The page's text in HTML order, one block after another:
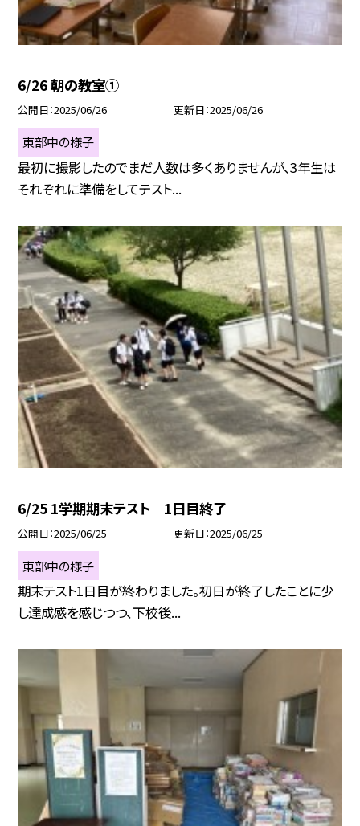
6/26 朝の教室①
公開日 2025/06/26 更新日 2025/06/26
東部中の様子
最初に撮影したのでまだ人数は多くありませんが、3年生は
それぞれに準備をしてテスト...
6/25 1学期期末テスト 1日目終了
公開日 2025/06/25 更新日 2025/06/25
東部中の様子
期末テスト1日目が終わりました。初日が終了したことに少
し達成感を感じつつ、下校後...